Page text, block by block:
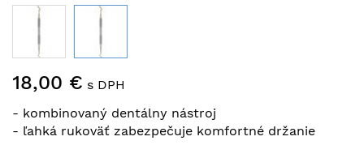
na
galérie
obrázkov
18,00 € s DPH
- kombinovaný dentálny nástroj
- ľahká rukoväť zabezpečuje komfortné držanie